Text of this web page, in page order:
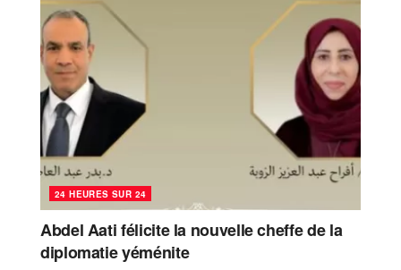
24 HEURES SUR 24
Abdel Aati félicite la nouvelle cheffe de la
diplomatie yéménite